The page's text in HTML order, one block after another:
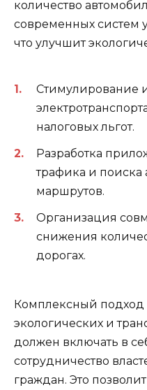
количество
современных систем
что улучшит
Стимулирование
налоговых льгот.
Разработка
трафика и поиска
маршрутов.
Организация
снижения
дорогах.
Комплексный
экологических и
должен включать в
сотрудничество
граждан. Это